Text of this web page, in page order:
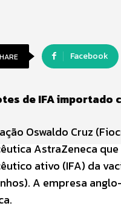
Facebook
de IFA importado
Oswaldo Cruz
AstraZeneca
ativo (IFA) da
A empresa